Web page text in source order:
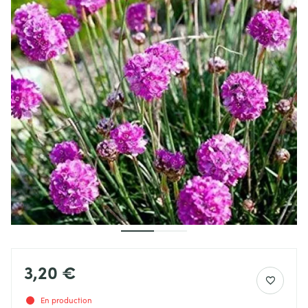
3,20 €
En production